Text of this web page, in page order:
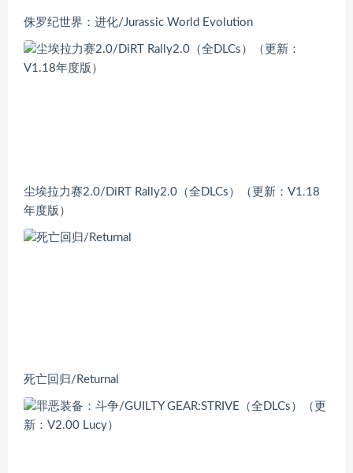
侏罗纪世界：进化/Jurassic World Evolution
尘埃拉力赛2.0/DiRT Rally2.0（全DLCs）（更新：V1.18
年度版）
死亡回归/Returnal